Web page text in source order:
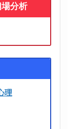
分析
理